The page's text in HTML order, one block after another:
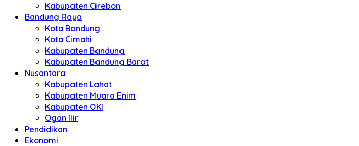
Kabupaten Cirebon
Bandung Raya
Kota Bandung
Kota Cimahi
Kabupaten Bandung
Kabupaten Bandung Barat
Nusantara
Kabupaten Lahat
Kabupaten Muara Enim
Kabupaten OKI
Ogan Ilir
Pendidikan
Ekonomi